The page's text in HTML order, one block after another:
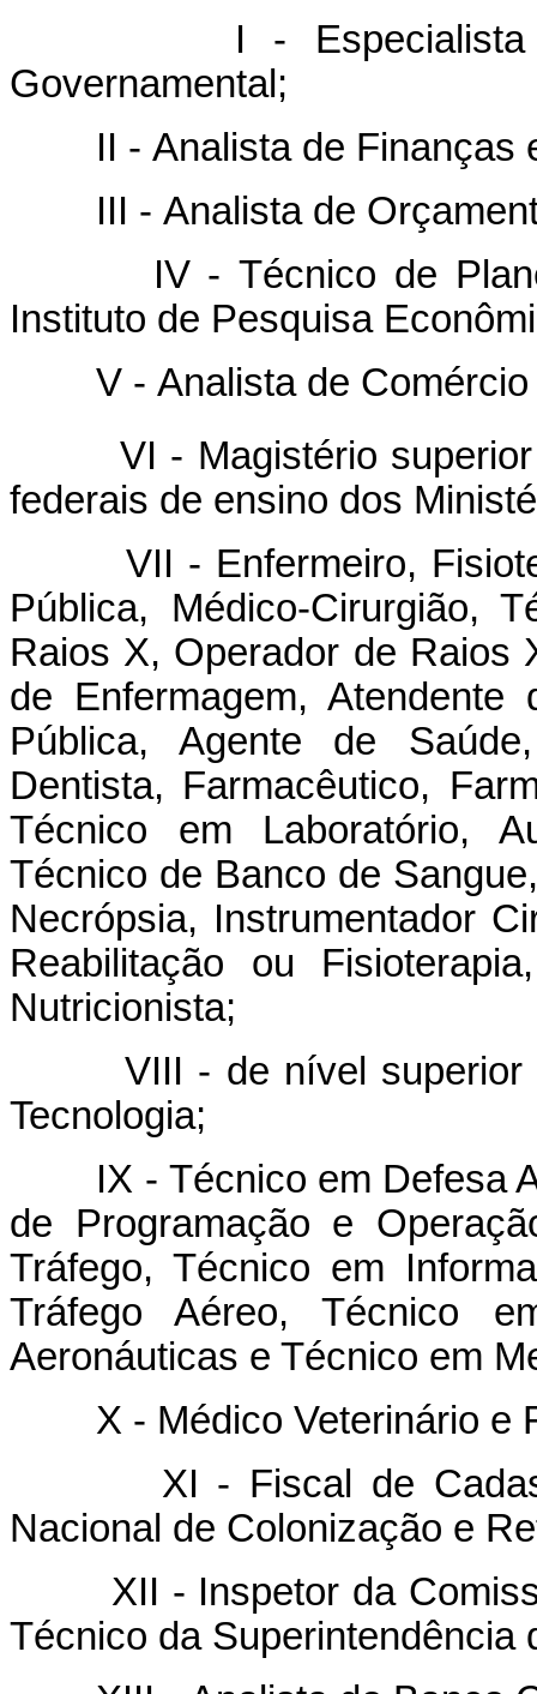
I - Especialista em
Governamental;
II - Analista de Finanças
III - Analista de
IV - Técnico de
Instituto de Pesquisa
V - Analista de Comércio
VI - Magistério superior
federais de ensino dos
VII - Enfermeiro,
Pública, Médico-Cirurgião,
Raios X, Operador de Raios
de Enfermagem, Atendente
Pública, Agente de
Dentista, Farmacêutico,
Técnico em Laboratório,
Técnico de Banco de
Necrópsia, Instrumentador
Reabilitação ou
Nutricionista;
VIII - de nível superior
Tecnologia;
IX - Técnico em Defesa
de Programação e
Tráfego, Técnico em
Tráfego Aéreo, Técnico
Aeronáuticas e Técnico em
X - Médico Veterinário e
XI - Fiscal de Cadastro
Nacional de Colonização e
XII - Inspetor da
Técnico da Superintendência